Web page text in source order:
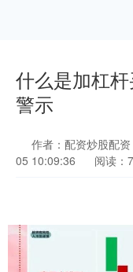
什么是加杠
警示
作者：配资炒股配资
05 10:09:36
阅读：